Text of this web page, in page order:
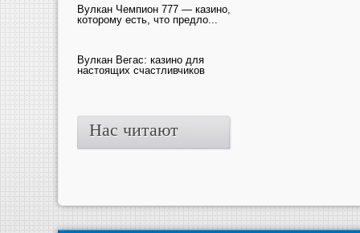
Вулкан Чемпион 777 — казино,
которому есть, что предло...
Вулкан Вегас: казино для
настоящих счастливчиков
Нас читают